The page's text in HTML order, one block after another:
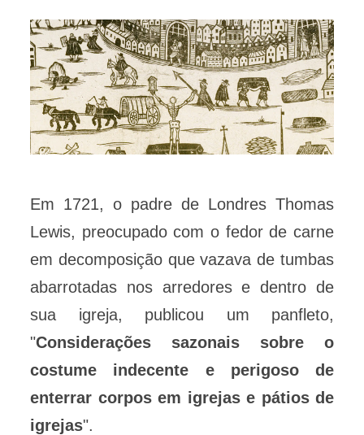
Em 1721, o padre de Londres Thomas
Lewis, preocupado com o fedor de carne
em decomposição que vazava de tumbas
abarrotadas nos arredores e dentro de
sua igreja, publicou um panfleto,
"Considerações sazonais sobre o
costume indecente e perigoso de
enterrar corpos em igrejas e pátios de
igrejas".